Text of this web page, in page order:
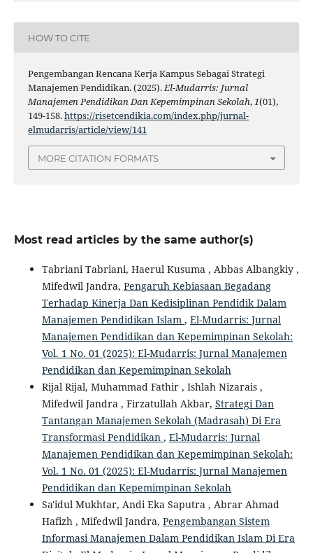
HOW TO CITE
Pengembangan Rencana Kerja Kampus Sebagai Strategi
Manajemen Pendidikan. (2025).El-Mudarris: Jurnal
Manajemen Pendidikan Dan Kepemimpinan Sekolah,1(01),
149-158.https://risetcendikia.com/index.php/jurnal-
elmudarris/article/view/141
MORE CITATION FORMATS
Most read articles by the same author(s)
Tabriani Tabriani, Haerul Kusuma , Abbas Albangkiy ,
Mifedwil Jandra, Pengaruh Kebiasaan Begadang
Terhadap Kinerja Dan Kedisiplinan Pendidik Dalam
Manajemen Pendidikan Islam , El-Mudarris: Jurnal
Manajemen Pendidikan dan Kepemimpinan Sekolah:
Vol. 1 No. 01 (2025): El-Mudarris: Jurnal Manajemen
Pendidikan dan Kepemimpinan Sekolah
Rijal Rijal, Muhammad Fathir , Ishlah Nizarais ,
Mifedwil Jandra , Firzatullah Akbar, Strategi Dan
Tantangan Manajemen Sekolah (Madrasah) Di Era
Transformasi Pendidikan , El-Mudarris: Jurnal
Manajemen Pendidikan dan Kepemimpinan Sekolah:
Vol. 1 No. 01 (2025): El-Mudarris: Jurnal Manajemen
Pendidikan dan Kepemimpinan Sekolah
Sa'idul Mukhtar, Andi Eka Saputra , Abrar Ahmad
Hafizh , Mifedwil Jandra, Pengembangan Sistem
Informasi Manajemen Dalam Pendidikan Islam Di Era